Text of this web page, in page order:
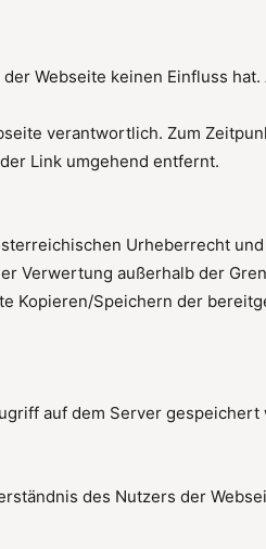
Webseite keinen Einfluss hat.
verantwortlich. Zum
Link umgehend entfernt.
Urheberrecht und
Verwertung außerhalb der
Kopieren/Speichern der
auf dem Server gespeichert
des Nutzers der